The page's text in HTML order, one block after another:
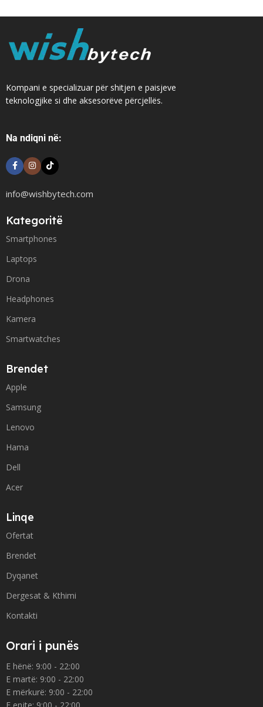
Kompani e specializuar për shitjen e paisjeve
teknologjike si dhe aksesorëve përcjellës.
Na ndiqni në:
info@wishbytech.com
Kategoritë
Smartphones
Laptops
Drona
Headphones
Kamera
Smartwatches
Brendet
Apple
Samsung
Lenovo
Hama
Dell
Acer
Linqe
Ofertat
Brendet
Dyqanet
Dergesat & Kthimi
Kontakti
Orari i punës
E hënë: 9:00 - 22:00
E martë: 9:00 - 22:00
E mërkurë: 9:00 - 22:00
E enjte: 9:00 - 22:00